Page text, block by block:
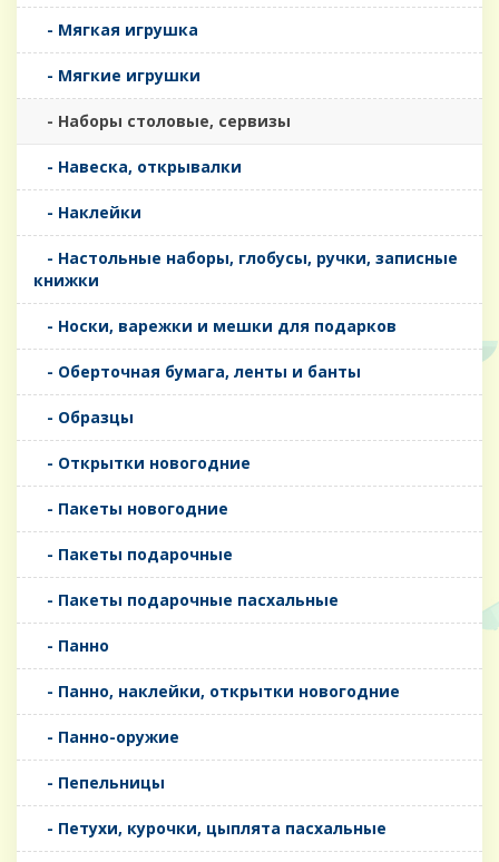
- Мягкая игрушка
- Мягкие игрушки
- Наборы столовые, сервизы
- Навеска, открывалки
- Наклейки
- Настольные наборы, глобусы, ручки, записные
книжки
- Носки, варежки и мешки для подарков
- Оберточная бумага, ленты и банты
- Образцы
- Открытки новогодние
- Пакеты новогодние
- Пакеты подарочные
- Пакеты подарочные пасхальные
- Панно
- Панно, наклейки, открытки новогодние
- Панно-оружие
- Пепельницы
- Петухи, курочки, цыплята пасхальные